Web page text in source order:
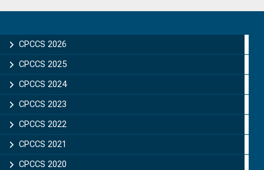
Sidebar
CPCCS 2026
CPCCS 2025
CPCCS 2024
CPCCS 2023
CPCCS 2022
CPCCS 2021
CPCCS 2020